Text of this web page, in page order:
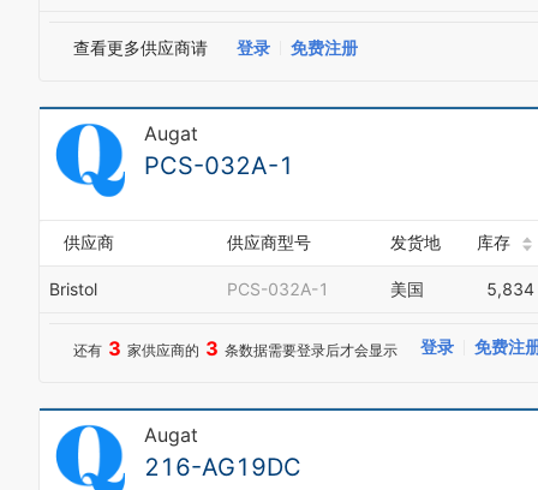
查看更多供应商请 登录 免费注册
Augat
PCS-032A-1
供应商 供应商型号 发货地 库存
Bristol PCS-032A-1 美国 5,834
还有 3 家供应商的 3 条数据需要登录后才会显示 登录 免费注
Augat
216-AG19DC